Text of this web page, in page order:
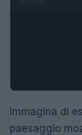
Immagina di
paesaggio